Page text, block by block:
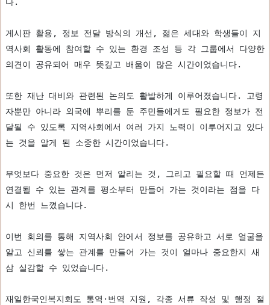
게시판 활용, 정보 전달 방식의 개선, 젊은 세대와 학생들이 지
역사회 활동에 참여할 수 있는 환경 조성 등 각 그룹에서 다양한
의견이 공유되어 매우 뜻깊고 배움이 많은 시간이었습니다.
또한 재난 대비와 관련된 논의도 활발하게 이루어졌습니다. 고령
자뿐만 아니라 외국에 뿌리를 둔 주민들에게도 필요한 정보가 전
달될 수 있도록 지역사회에서 여러 가지 노력이 이루어지고 있다
는 것을 알게 된 소중한 시간이었습니다.
무엇보다 중요한 것은 먼저 알리는 것, 그리고 필요할 때 언제든
연결될 수 있는 관계를 평소부터 만들어 가는 것이라는 점을 다
시 한번 느꼈습니다.
이번 회의를 통해 지역사회 안에서 정보를 공유하고 서로 얼굴을
알고 신뢰를 쌓는 관계를 만들어 가는 것이 얼마나 중요한지 새
삼 실감할 수 있었습니다.
재일한국인복지회도 통역·번역 지원, 각종 서류 작성 및 행정 절